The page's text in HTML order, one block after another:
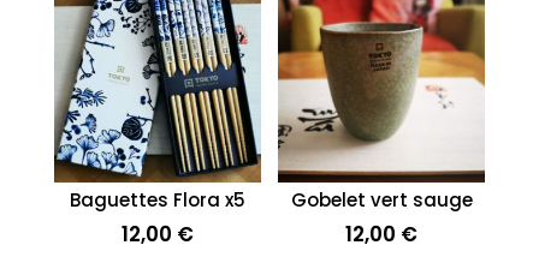
Baguettes Flora x5
12,00 €
Gobelet vert sauge
12,00 €